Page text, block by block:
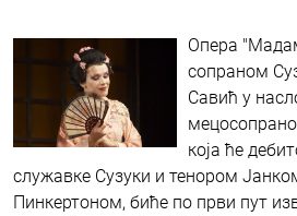
Опера
сопраном
Савић у
која ће
служавке Сузуки и тенором
Пинкертоном, биће по први пут